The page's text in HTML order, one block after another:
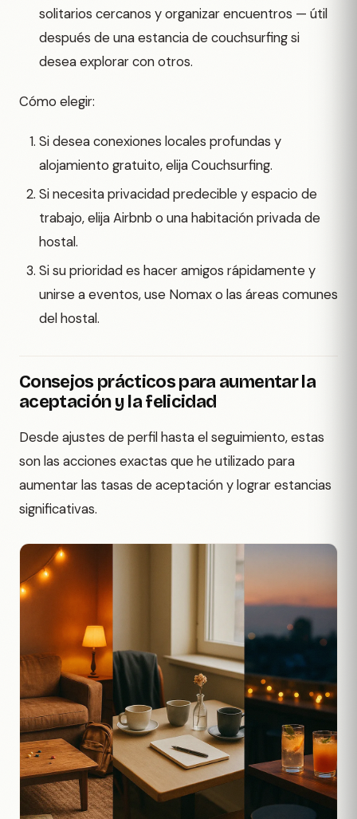
solitarios cercanos y organizar encuentros — útil
después de una estancia de couchsurfing si
desea explorar con otros.
Cómo elegir:
Si desea conexiones locales profundas y
alojamiento gratuito, elija Couchsurfing.
Si necesita privacidad predecible y espacio de
trabajo, elija Airbnb o una habitación privada de
hostal.
Si su prioridad es hacer amigos rápidamente y
unirse a eventos, use Nomax o las áreas comunes
del hostal.
Consejos prácticos para aumentar la
aceptación y la felicidad
Desde ajustes de perfil hasta el seguimiento, estas
son las acciones exactas que he utilizado para
aumentar las tasas de aceptación y lograr estancias
significativas.